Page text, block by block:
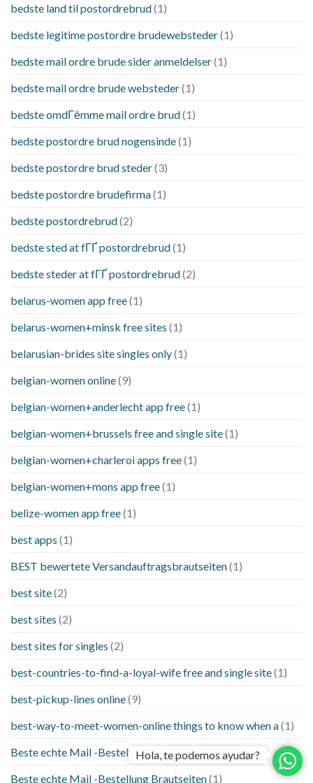
bedste land til postordrebrud(1)
bedste legitime postordre brudewebsteder(1)
bedste mail ordre brude sider anmeldelser(1)
bedste mail ordre brude websteder(1)
bedste omdГёmme mail ordre brud(1)
bedste postordre brud nogensinde(1)
bedste postordre brud steder(3)
bedste postordre brudefirma(1)
bedste postordrebrud(2)
bedste sted at fГҐ postordrebrud(1)
bedste steder at fГҐ postordrebrud(2)
belarus-women app free(1)
belarus-women+minsk free sites (1)
belarusian-brides site singles only(1)
belgian-women online(9)
belgian-women+anderlecht app free(1)
belgian-women+brussels free and single site(1)
belgian-women+charleroi apps free(1)
belgian-women+mons app free(1)
belize-women app free(1)
best apps (1)
BEST bewertete Versandauftragsbrautseiten(1)
best site(2)
best sites (2)
best sites for singles (2)
best-countries-to-find-a-loyal-wife free and single site(1)
best-pickup-lines online(9)
best-way-to-meet-women-online things to know when a(1)
Beste echte Mail -Bestellung Brautseite(1)
Beste echte Mail -Bestellung Brautseiten(1)
Hola, te podemos ayudar?